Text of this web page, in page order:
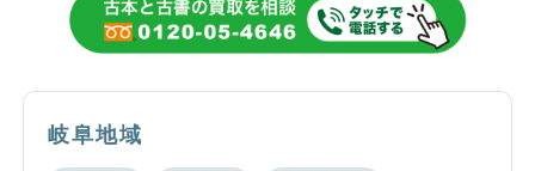
岐阜地域